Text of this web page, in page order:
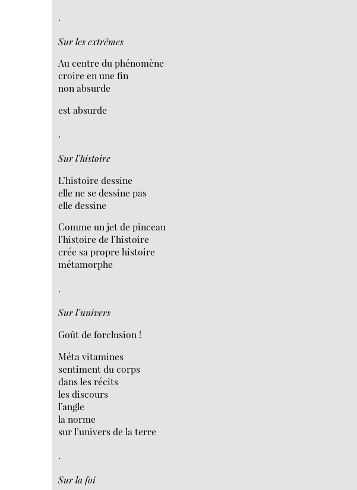
.
Sur les extrêmes
Au centre du phénomène
croire en une fin
non absurde
est absurde
.
Sur l’histoire
L’histoire dessine
elle ne se dessine pas
elle dessine
Comme un jet de pinceau
l’histoire de l’histoire
crée sa propre histoire
métamorphe
.
Sur l’univers
Goût de forclusion !
Méta vitamines
sentiment du corps
dans les récits
les discours
l’angle
la norme
sur l’univers de la terre
.
Sur la foi